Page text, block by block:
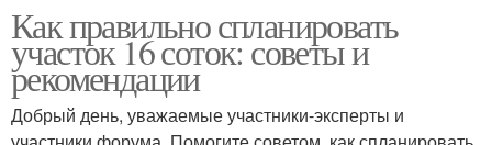
Как правильно спланировать
участок 16 соток: советы и
рекомендации
Добрый день, уважаемые участники-эксперты и